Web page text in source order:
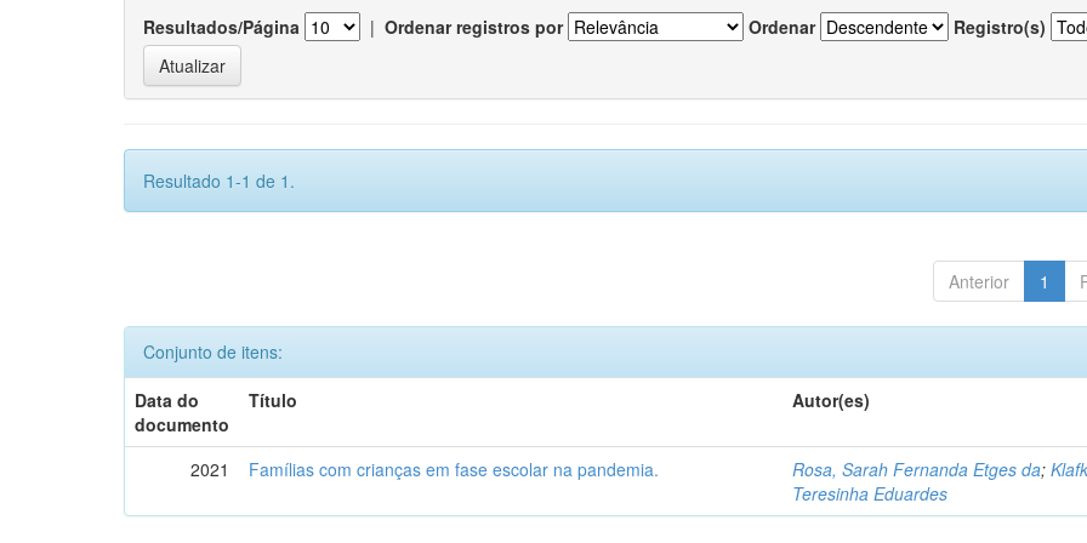
Resultados/Página | Ordenar registros por Ordenar Registro(s)
Resultado 1-1 de 1.
Anterior 1
Conjunto de itens:
Data do
documento
Título Autor(es)
2021 Famílias com crianças em fase escolar na pandemia. Rosa, Sarah Fernanda Etges da;
Teresinha Eduardes